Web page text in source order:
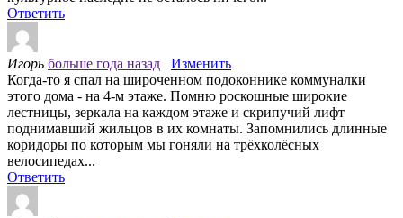
Ответить
Игорь больше года назад
Изменить
Когда-то я спал на широченном подоконнике коммуналки
этого дома - на 4-м этаже. Помню роскошные широкие
лестницы, зеркала на каждом этаже и скрипучий лифт
поднимавший жильцов в их комнаты. Запомнились длинные
коридоры по которым мы гоняли на трёхколёсных
велосипедах...
Ответить